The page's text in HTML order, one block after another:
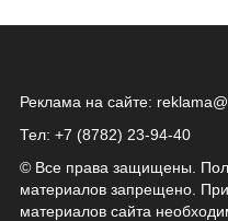
Реклама на сайте:
Тел: +7 (8782) 23‑94‑40
© Все права защищены.
материалов запрещено.
материалов сайта